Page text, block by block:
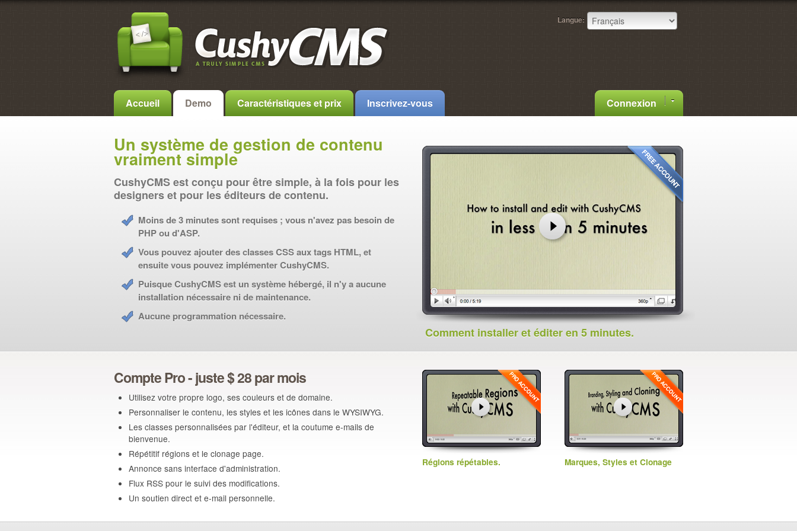
Langue:
Accueil Demo Caractéristiques et prix Inscrivez-vous Connexion
Un système de gestion de contenu
vraiment simple
CushyCMS est conçu pour être simple, à la fois pour les
designers et pour les éditeurs de contenu.
Moins de 3 minutes sont requises ; vous n'avez pas besoin de
PHP ou d'ASP.
Vous pouvez ajouter des classes CSS aux tags HTML, et
ensuite vous pouvez implémenter CushyCMS.
Puisque CushyCMS est un système hébergé, il n'y a aucune
installation nécessaire ni de maintenance.
Aucune programmation nécessaire.
Comment installer et éditer en 5 minutes.
Compte Pro - juste $ 28 par mois
Utilisez votre propre logo, ses couleurs et de domaine.
Personnaliser le contenu, les styles et les icônes dans le WYSIWYG.
Les classes personnalisées par l'éditeur, et la coutume e-mails de
bienvenue.
Répétitif régions et le clonage page.
Annonce sans interface d'administration.
Flux RSS pour le suivi des modifications.
Un soutien direct et e-mail personnelle.
Régions répétables. Marques, Styles et Clonage